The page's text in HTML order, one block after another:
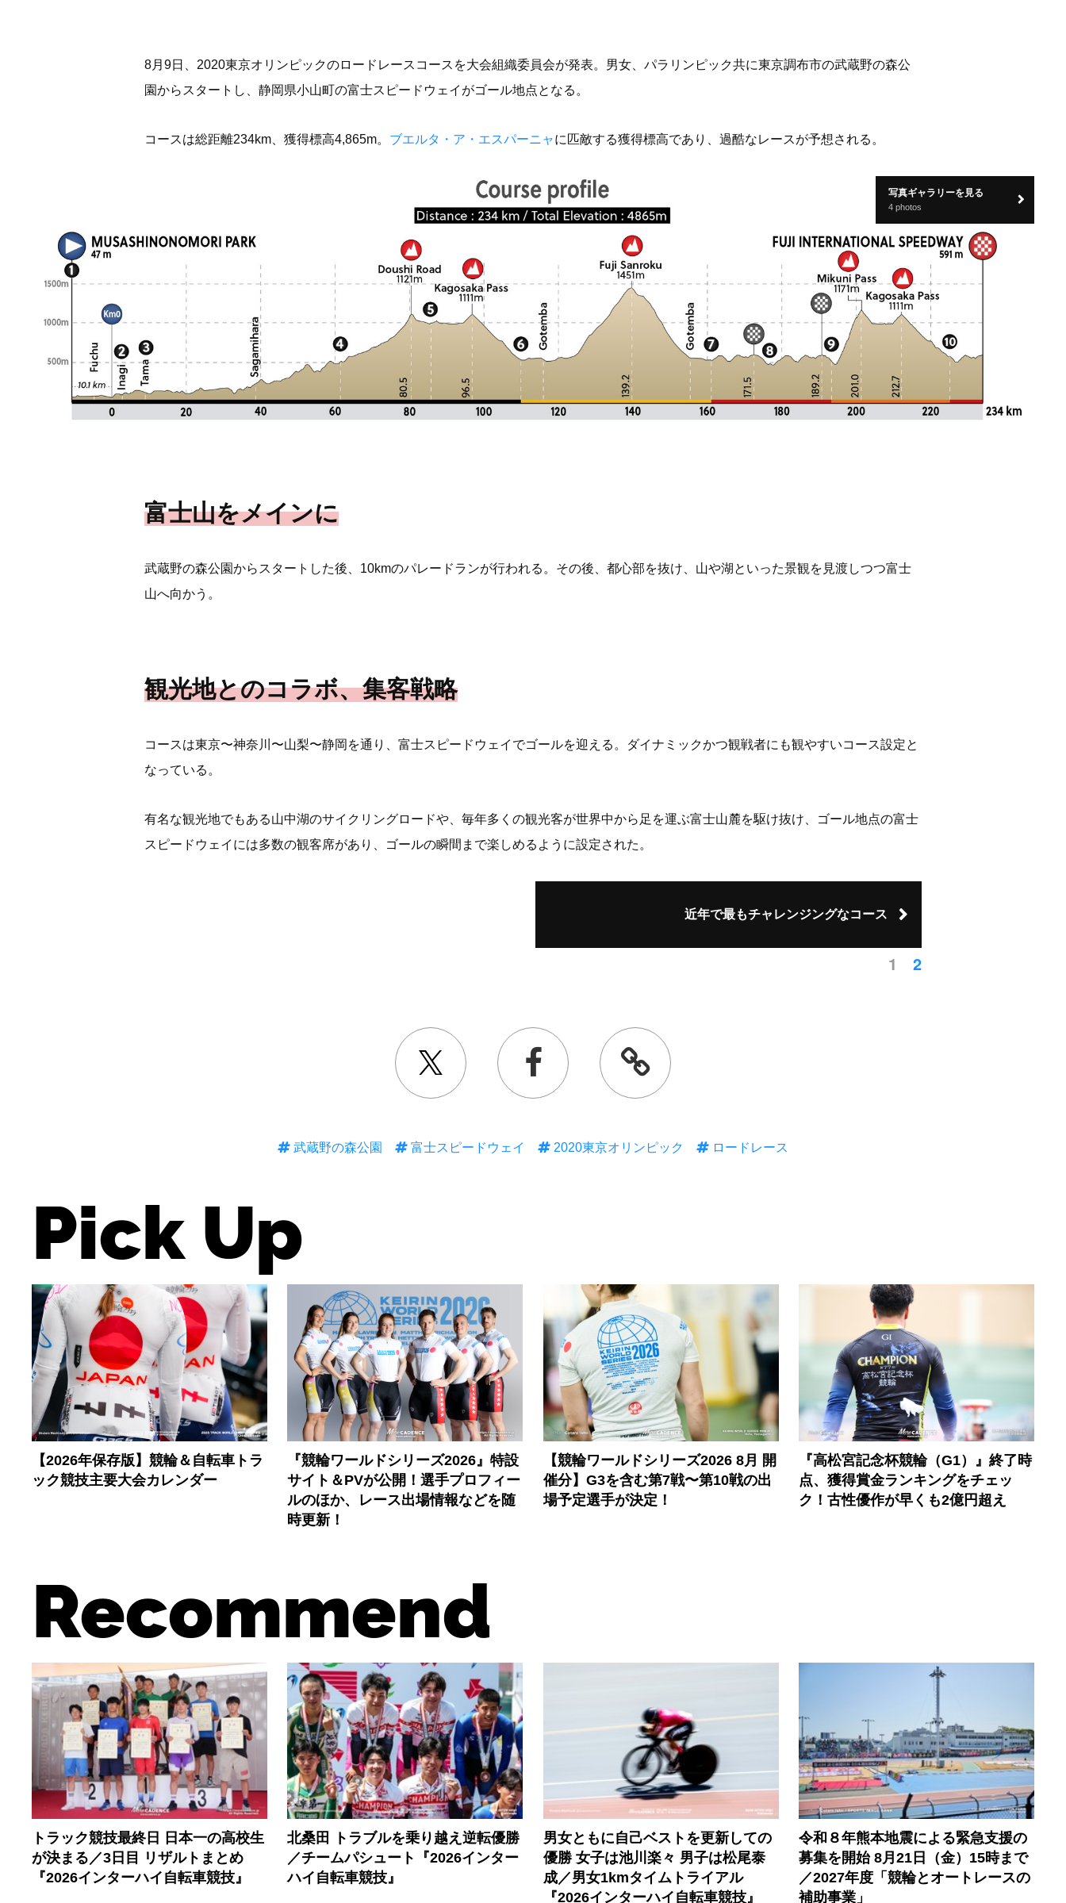
8月9日、2020東京オリンピックのロードレースコースを大会組織委員会が発表。男女、パラリンピック共に東京調布市の武蔵野の森公
園からスタートし、静岡県小山町の富士スピードウェイがゴール地点となる。
コースは総距離234km、獲得標高4,865m。 ブエルタ・ア・エスパーニャに匹敵する獲得標高であり、過酷なレースが予想される。
写真ギャラリーを見る
4 photos
富士山をメインに
武蔵野の森公園からスタートした後、10kmのパレードランが行われる。その後、都心部を抜け、山や湖といった景観を見渡しつつ富士
山へ向かう。
観光地とのコラボ、集客戦略
コースは東京〜神奈川〜山梨〜静岡を通り、富士スピードウェイでゴールを迎える。ダイナミックかつ観戦者にも観やすいコース設定と
なっている。
有名な観光地でもある山中湖のサイクリングロードや、毎年多くの観光客が世界中から足を運ぶ富士山麓を駆け抜け、ゴール地点の富士
スピードウェイには多数の観客席があり、ゴールの瞬間まで楽しめるように設定された。
近年で最もチャレンジングなコース
1 2
武蔵野の森公園 富士スピードウェイ 2020東京オリンピック ロードレース
Pick Up
【2026年保存版】競輪＆自転車トラ
ック競技主要大会カレンダー
『競輪ワールドシリーズ2026』特設
サイト＆PVが公開！選手プロフィー
ルのほか、レース出場情報などを随
時更新！
【競輪ワールドシリーズ2026 8月 開
催分】G3を含む第7戦〜第10戦の出
場予定選手が決定！
『高松宮記念杯競輪（G1）』終了時
点、獲得賞金ランキングをチェッ
ク！古性優作が早くも2億円超え
Recommend
トラック競技最終日 日本一の高校生
が決まる／3日目 リザルトまとめ
『2026インターハイ自転車競技』
北桑田 トラブルを乗り越え逆転優勝
／チームパシュート『2026インター
ハイ自転車競技』
男女ともに自己ベストを更新しての
優勝 女子は池川楽々 男子は松尾泰
成／男女1kmタイムトライアル
『2026インターハイ自転車競技』
令和８年熊本地震による緊急支援の
募集を開始 8月21日（金）15時まで
／2027年度「競輪とオートレースの
補助事業」